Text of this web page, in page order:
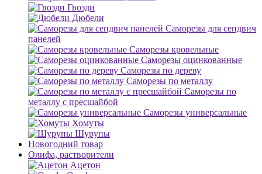
Гвозди
Дюбели
Саморезы для сендвич
панелей
Саморезы кровельные
Саморезы оцинкованные
Саморезы по дереву
Саморезы по металлу
Саморезы по
металлу с пресшайбой
Саморезы универсальные
Хомуты
Шурупы
Новогодний товар
Олифа, растворители
Ацетон